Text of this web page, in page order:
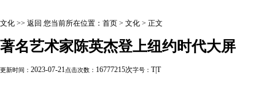
文化 >> 返回 您当前所在位置： 首页 > 文化 > 正文
著名艺术家陈英杰登上纽约时代大屏
更新时间： 2023-07-21点击次数： 16777215次字号： T|T